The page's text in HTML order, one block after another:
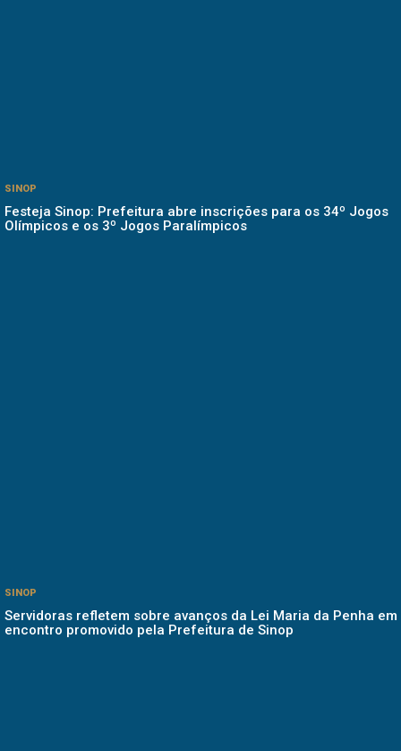
SINOP
Festeja Sinop: Prefeitura abre inscrições para os 34º Jogos
Olímpicos e os 3º Jogos Paralímpicos
SINOP
Servidoras refletem sobre avanços da Lei Maria da Penha em
encontro promovido pela Prefeitura de Sinop